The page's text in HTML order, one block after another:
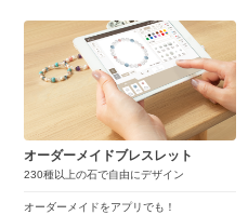
オーダーメイドブレスレット
230種以上の石で自由にデザイン
オーダーメイドをアプリでも！